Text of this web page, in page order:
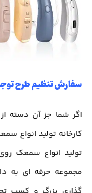
سفارش تنظیم طرح
اگر شما جز آن دسته
کارخانه تولید انواع
تولید انواع سمعک
مجموعه حرفه ای به